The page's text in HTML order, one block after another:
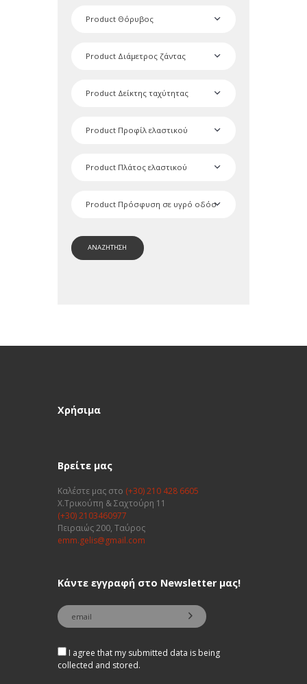
ΑΝΑΖΗΤΗΣΗ
Χρήσιμα
Βρείτε μας
Καλέστε μας στο (+30) 210 428 6605
Χ.Τρικούπη & Σαχτούρη 11
(+30) 2103460977
Πειραιώς 200, Ταύρος
emm.gelis@gmail.com
Κάντε εγγραφή στο Newsletter μας!
I agree that my submitted data is being
collected and stored.